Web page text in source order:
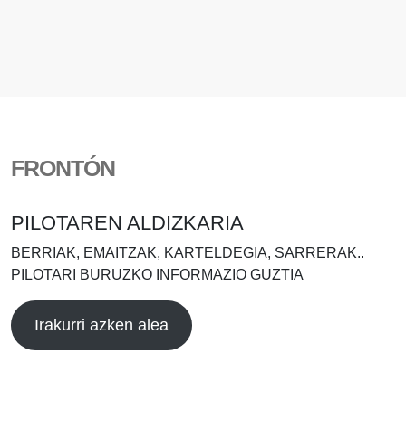
FRONTÓN
PILOTAREN ALDIZKARIA
BERRIAK, EMAITZAK, KARTELDEGIA, SARRERAK..
PILOTARI BURUZKO INFORMAZIO GUZTIA
Irakurri azken alea